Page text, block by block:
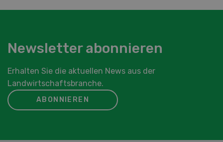
Newsletter abonnieren
Erhalten Sie die aktuellen News aus der
Landwirtschaftsbranche.
ABONNIEREN